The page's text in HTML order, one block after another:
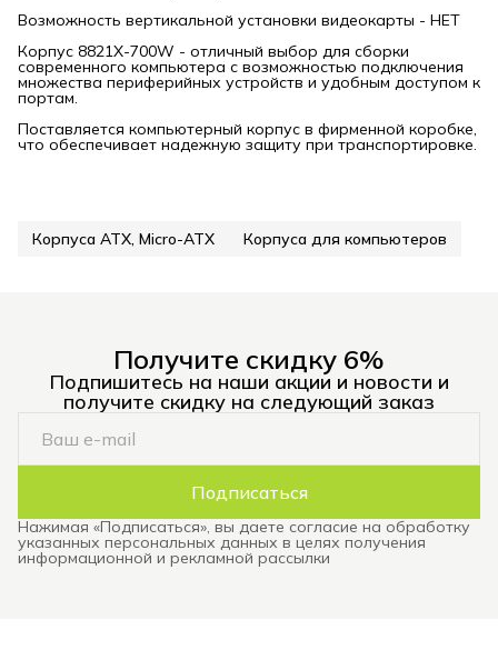
Возможность вертикальной установки видеокарты - НЕТ
Корпус 8821X-700W - отличный выбор для сборки
современного компьютера с возможностью подключения
множества периферийных устройств и удобным доступом к
портам.
Поставляется компьютерный корпус в фирменной коробке,
что обеспечивает надежную защиту при транспортировке.
Корпуса ATX, Micro-ATX Корпуса для компьютеров
Получите скидку 6%
Подпишитесь на наши акции и новости и
получите скидку на следующий заказ
Подписаться
Нажимая «Подписаться», вы даете согласие на обработку
указанных персональных данных в целях получения
информационной и рекламной рассылки